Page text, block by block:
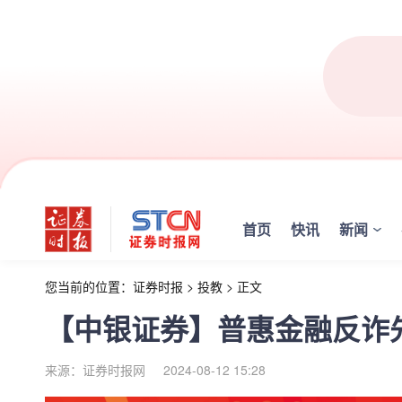
首页 快讯 新闻
您当前的位置： 证券时报 > 投教 > 正文
【中银证券】普惠金融反
来源：证券时报网 2024-08-12 15:28